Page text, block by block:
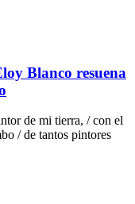
Blanco resuena
de mi tierra, / con el
/ de tantos pintores